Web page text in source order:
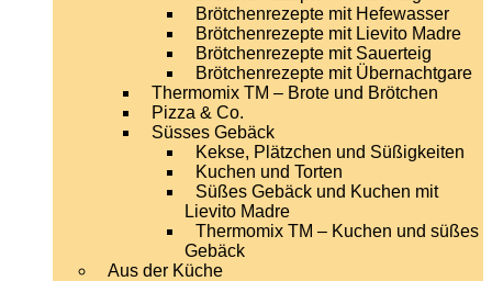
Brötchenrezepte mit Hefewasser
Brötchenrezepte mit Lievito Madre
Brötchenrezepte mit Sauerteig
Brötchenrezepte mit Übernachtgare
Thermomix TM – Brote und Brötchen
Pizza & Co.
Süsses Gebäck
Kekse, Plätzchen und Süßigkeiten
Kuchen und Torten
Süßes Gebäck und Kuchen mit
Lievito Madre
Thermomix TM – Kuchen und süßes
Gebäck
Aus der Küche